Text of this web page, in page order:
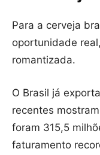
Para a cerveja
oportunidade
romantizada.
O Brasil já
recentes
foram 315,5
faturamento